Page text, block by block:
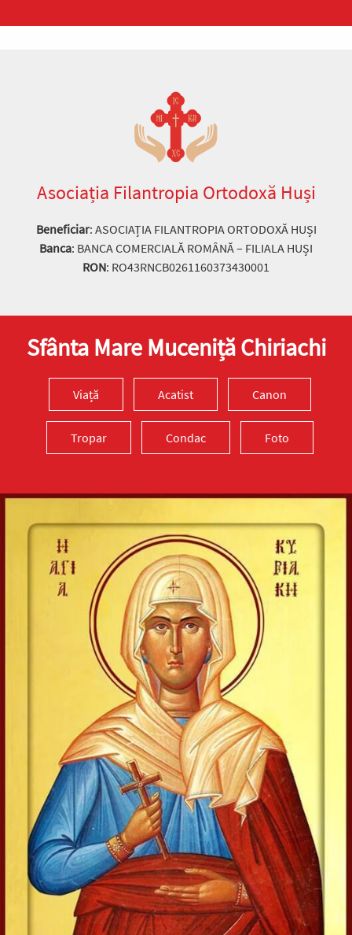
Asociația Filantropia Ortodoxă Huși
Beneficiar: ASOCIAȚIA FILANTROPIA ORTODOXĂ HUȘI
Banca: BANCA COMERCIALĂ ROMÂNĂ – FILIALA HUȘI
RON: RO43RNCB0261160373430001
Sfânta Mare Muceniță Chiriachi
Viață Acatist Canon
Tropar Condac Foto